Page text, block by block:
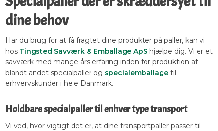
dine behov
Har du brug for at få fragtet dine produkter på paller, kan vi
hos Tingsted Savværk & Emballage ApShjælpe dig. Vi er et
savværk med mange års erfaring inden for produktion af
blandt andet specialpaller og specialemballagetil
erhvervskunder i hele Danmark.
Holdbare specialpaller til enhver type transport
Vi ved, hvor vigtigt det er, at dine transportpaller passer til